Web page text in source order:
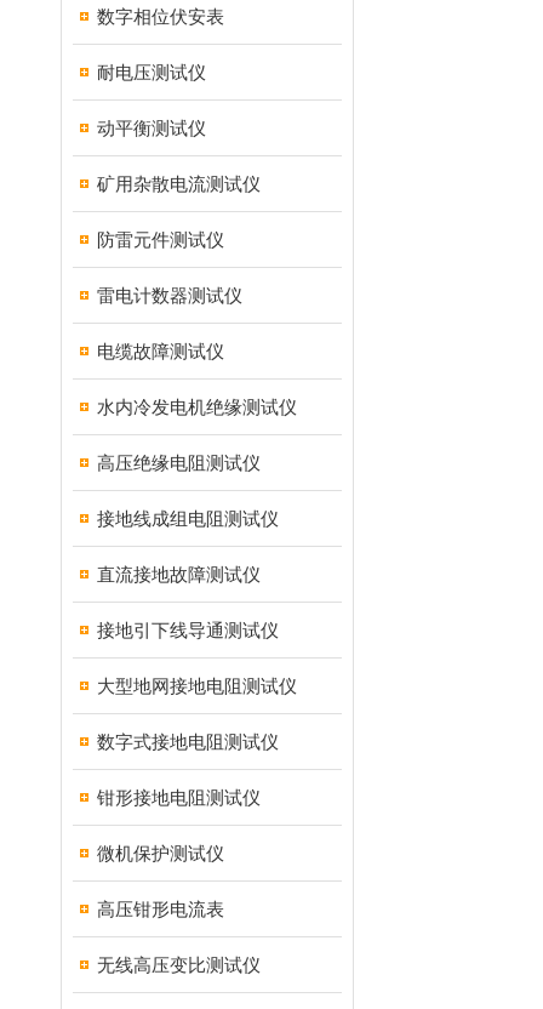
数字相位伏安表
耐电压测试仪
动平衡测试仪
矿用杂散电流测试仪
防雷元件测试仪
雷电计数器测试仪
电缆故障测试仪
水内冷发电机绝缘测试仪
高压绝缘电阻测试仪
接地线成组电阻测试仪
直流接地故障测试仪
接地引下线导通测试仪
大型地网接地电阻测试仪
数字式接地电阻测试仪
钳形接地电阻测试仪
微机保护测试仪
高压钳形电流表
无线高压变比测试仪